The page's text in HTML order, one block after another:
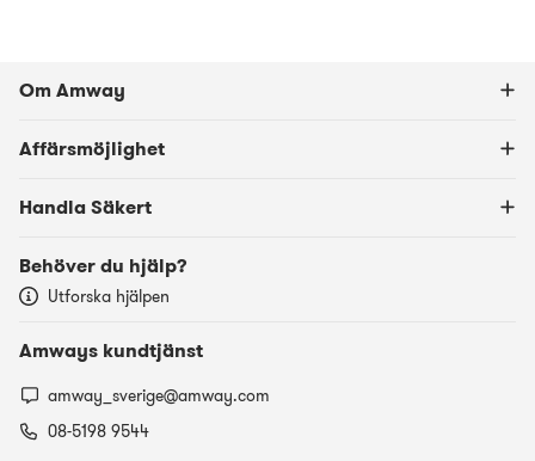
Om Amway
Affärsmöjlighet
Handla Säkert
Behöver du hjälp?
Utforska hjälpen
Amways kundtjänst
amway_sverige@amway.com
08-5198 9544